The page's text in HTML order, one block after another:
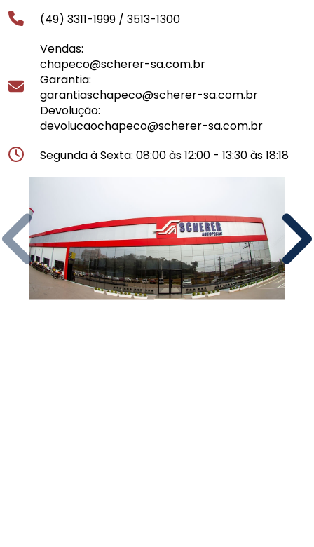
(49) 3311-1999 / 3513-1300
Vendas:
chapeco@scherer-sa.com.br
Garantia:
garantiaschapeco@scherer-sa.com.br
Devolução:
devolucaochapeco@scherer-sa.com.br
Segunda à Sexta: 08:00 às 12:00 - 13:30 às 18:18